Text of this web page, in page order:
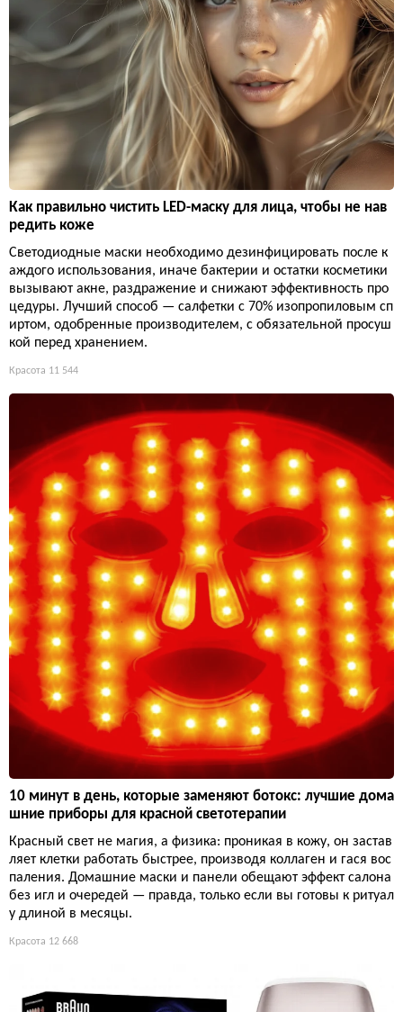
Как правильно чистить LED-маску для лица, чтобы не нав
редить коже
Светодиодные маски необходимо дезинфицировать после к
аждого использования, иначе бактерии и остатки косметики
вызывают акне, раздражение и снижают эффективность про
цедуры. Лучший способ — салфетки с 70% изопропиловым сп
иртом, одобренные производителем, с обязательной просуш
кой перед хранением.
Красота 11 544
10 минут в день, которые заменяют ботокс: лучшие дома
шние приборы для красной светотерапии
Красный свет не магия, а физика: проникая в кожу, он застав
ляет клетки работать быстрее, производя коллаген и гася вос
паления. Домашние маски и панели обещают эффект салона
без игл и очередей — правда, только если вы готовы к ритуал
у длиной в месяцы.
Красота 12 668